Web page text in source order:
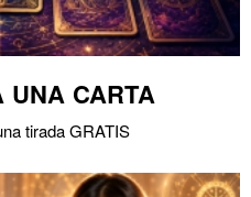
UNA CARTA
tirada GRATIS